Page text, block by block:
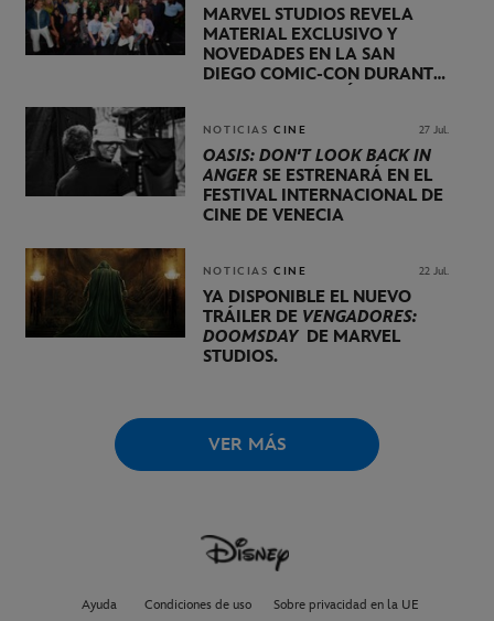
MARVEL STUDIOS REVELA
MATERIAL EXCLUSIVO Y
NOVEDADES EN LA SAN
DIEGO COMIC-CON DURANTE
NOTICIAS CINE 27 Jul.
OASIS: DON'T LOOK BACK IN
ANGER SE ESTRENARÁ EN EL
FESTIVAL INTERNACIONAL DE
CINE DE VENECIA
NOTICIAS CINE 22 Jul.
YA DISPONIBLE EL NUEVO
TRÁILER DE VENGADORES:
DOOMSDAYDE MARVEL
STUDIOS.
VER MÁS
Ayuda Condiciones de uso Sobre privacidad en la UE